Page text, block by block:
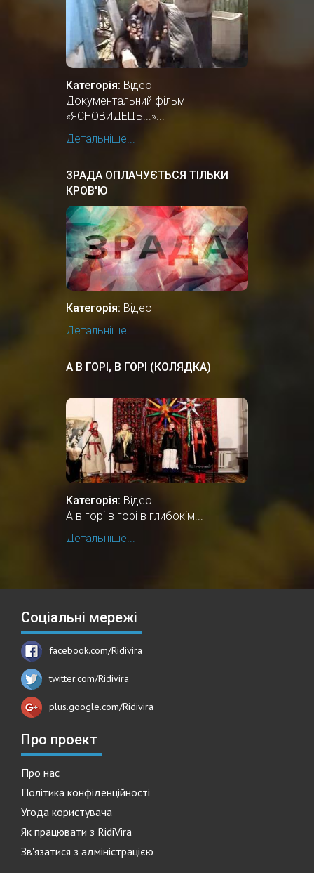
Категорія: Відео
Документальний фiльм
«ЯСНОВИДЕЦЬ...»...
Детальніше...
ЗРАДА ОПЛАЧУЄТЬСЯ ТІЛЬКИ
КРОВ'Ю
Категорія: Відео
Детальніше...
А В ГОРІ, В ГОРІ (КОЛЯДКА)
Категорія: Відео
А в горі в горі в глибокім...
Детальніше...
Соціальні мережі
facebook.com/Ridivira
twitter.com/Ridivira
plus.google.com/Ridivira
Про проект
Про нас
Політика конфіденційності
Угода користувача
Як працювати з RidiVira
Зв'язатися з адміністрацією